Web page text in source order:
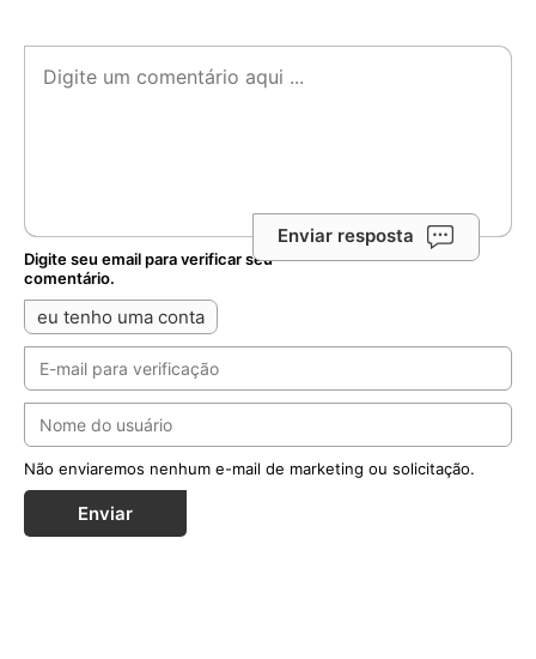
Enviar resposta
Digite seu email para verificar seu
comentário.
eu tenho uma conta
Não enviaremos nenhum e-mail de marketing ou solicitação.
Enviar